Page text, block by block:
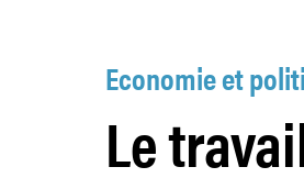
Economie et
Le